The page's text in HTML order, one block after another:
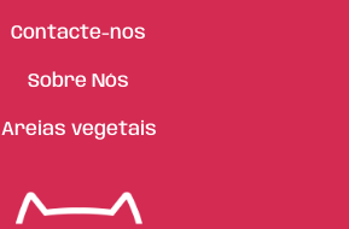
Contacte-nos
Sobre Nós
Areias vegetais